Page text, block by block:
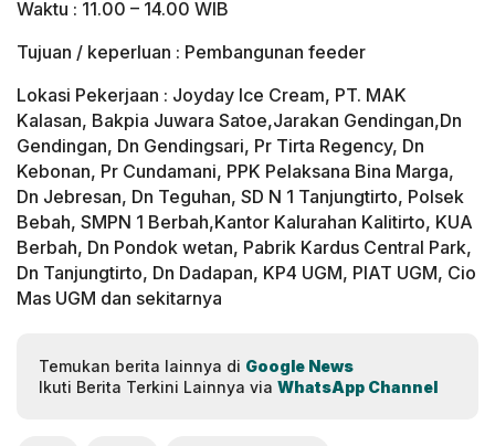
Waktu : 11.00 – 14.00 WIB
Tujuan / keperluan : Pembangunan feeder
Lokasi Pekerjaan : Joyday Ice Cream, PT. MAK
Kalasan, Bakpia Juwara Satoe,Jarakan Gendingan,Dn
Gendingan, Dn Gendingsari, Pr Tirta Regency, Dn
Kebonan, Pr Cundamani, PPK Pelaksana Bina Marga,
Dn Jebresan, Dn Teguhan, SD N 1 Tanjungtirto, Polsek
Bebah, SMPN 1 Berbah,Kantor Kalurahan Kalitirto, KUA
Berbah, Dn Pondok wetan, Pabrik Kardus Central Park,
Dn Tanjungtirto, Dn Dadapan, KP4 UGM, PIAT UGM, Cio
Mas UGM dan sekitarnya
Temukan berita lainnya di Google News
Ikuti Berita Terkini Lainnya via WhatsApp Channel